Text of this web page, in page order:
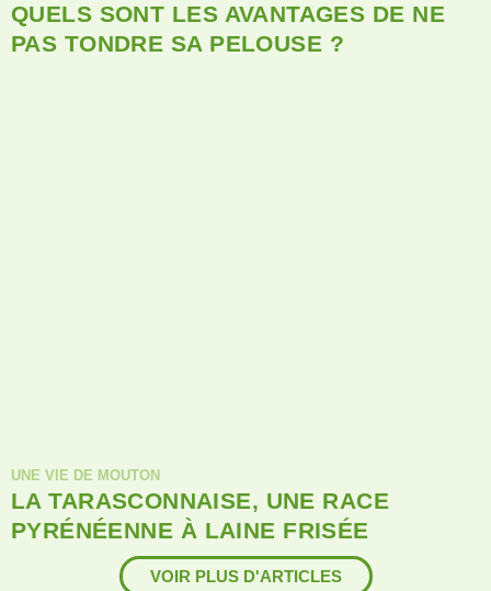
QUELS SONT LES AVANTAGES DE NE
PAS TONDRE SA PELOUSE ?
UNE VIE DE MOUTON
LA TARASCONNAISE, UNE RACE
PYRÉNÉENNE À LAINE FRISÉE
VOIR PLUS D'ARTICLES